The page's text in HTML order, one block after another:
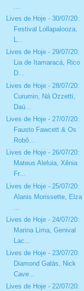
Lives de Hoje - 30/07/20:
Festival Lollapalooza,
Lives de Hoje - 29/07/20:
Lia de Itamaracá, Rico
D...
Lives de Hoje - 28/07/20:
Curumin, Ná Ozzetti,
Daú...
Lives de Hoje - 27/07/20:
Fausto Fawcett & Os
Robô...
Lives de Hoje - 26/07/20:
Mateus Aleluia, Xênia
Fr...
Lives de Hoje - 25/07/20:
Alanis Morissette, Elza
Lives de Hoje - 24/07/20:
Marina Lima, Genival
Lac...
Lives de Hoje - 23/07/20:
Diamond Galás, Nick
Cave...
Lives de Hoje - 22/07/20: